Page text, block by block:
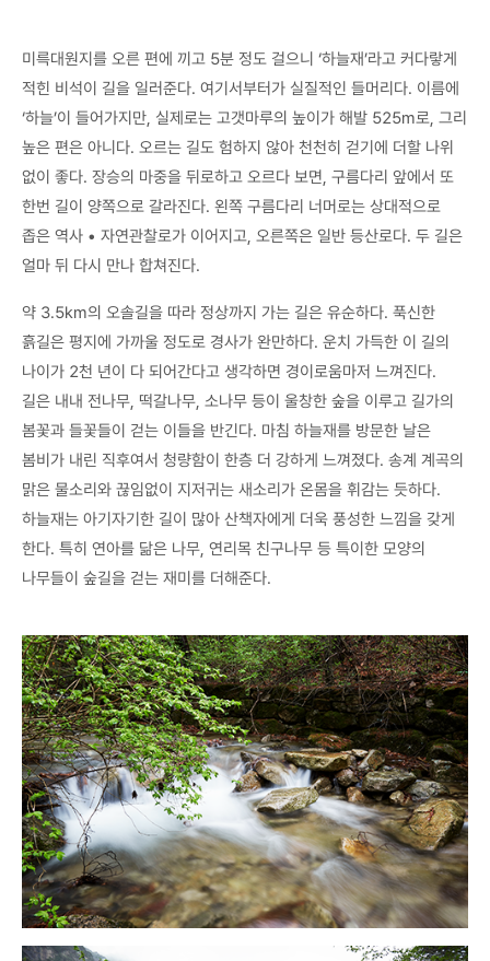
미륵대원지를 오른 편에 끼고 5분 정도 걸으니 ‘하늘재’라고 커다랗게
적힌 비석이 길을 일러준다. 여기서부터가 실질적인 들머리다. 이름에
‘하늘’이 들어가지만, 실제로는 고갯마루의 높이가 해발 525m로, 그리
높은 편은 아니다. 오르는 길도 험하지 않아 천천히 걷기에 더할 나위
없이 좋다. 장승의 마중을 뒤로하고 오르다 보면, 구름다리 앞에서 또
한번 길이 양쪽으로 갈라진다. 왼쪽 구름다리 너머로는 상대적으로
좁은 역사 • 자연관찰로가 이어지고, 오른쪽은 일반 등산로다. 두 길은
얼마 뒤 다시 만나 합쳐진다.
약 3.5km의 오솔길을 따라 정상까지 가는 길은 유순하다. 푹신한
흙길은 평지에 가까울 정도로 경사가 완만하다. 운치 가득한 이 길의
나이가 2천 년이 다 되어간다고 생각하면 경이로움마저 느껴진다.
길은 내내 전나무, 떡갈나무, 소나무 등이 울창한 숲을 이루고 길가의
봄꽃과 들꽃들이 걷는 이들을 반긴다. 마침 하늘재를 방문한 날은
봄비가 내린 직후여서 청량함이 한층 더 강하게 느껴졌다. 송계 계곡의
맑은 물소리와 끊임없이 지저귀는 새소리가 온몸을 휘감는 듯하다.
하늘재는 아기자기한 길이 많아 산책자에게 더욱 풍성한 느낌을 갖게
한다. 특히 연아를 닮은 나무, 연리목 친구나무 등 특이한 모양의
나무들이 숲길을 걷는 재미를 더해준다.